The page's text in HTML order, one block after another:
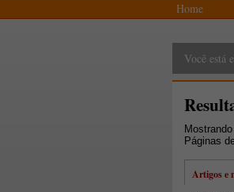
Home
Você está
Páginas
Artigos e